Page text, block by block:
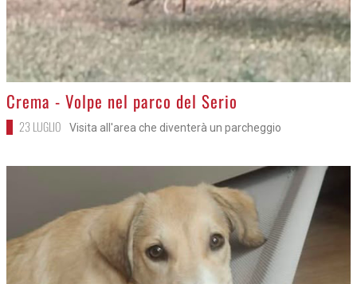
>
Crema - Volpe nel parco del Serio
23 LUGLIO Visita all'area che diventerà un parcheggio